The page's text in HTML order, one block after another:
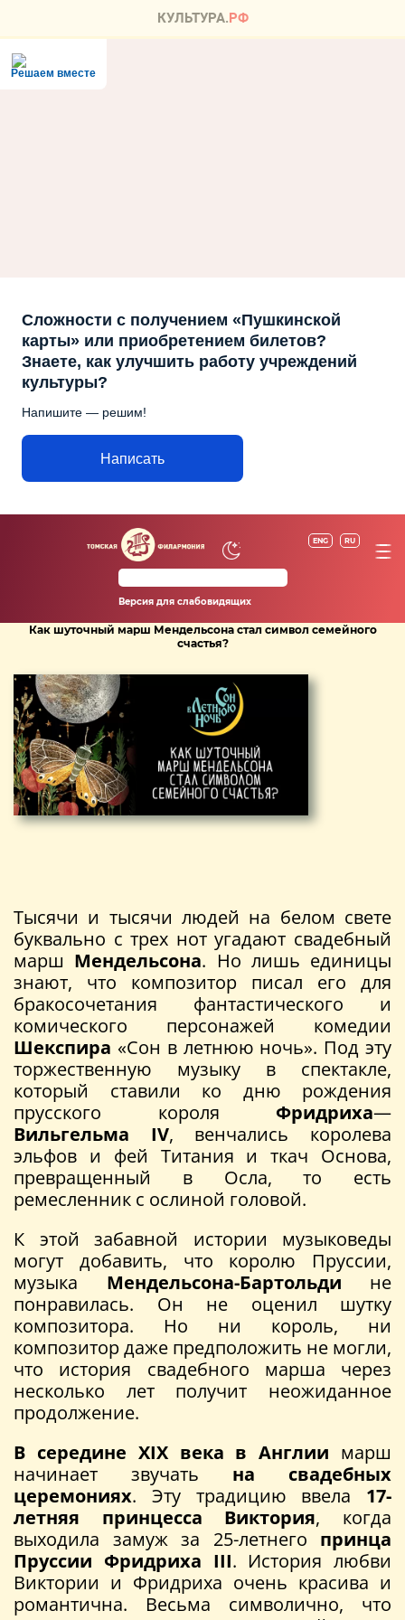
Решаем вместе
Сложности с получением «Пушкинской
карты» или приобретением билетов?
Знаете, как улучшить работу учреждений
культуры?
Напишите — решим!
Написать
ENG RU
Версия для слабовидящих
Как шуточный марш Мендельсона стал символ семейного
счастья?
Тысячи и тысячи людей на белом свете
буквально с трех нот угадают свадебный
марш Мендельсона. Но лишь единицы
знают, что композитор писал его для
бракосочетания фантастического и
комического персонажей комедии
Шекспира «Сон в летнюю ночь». Под эту
торжественную музыку в спектакле,
который ставили ко дню рождения
прусского короля Фридриха—
Вильгельма
IV, венчались королева
эльфов и фей Титания и ткач Основа,
превращенный в Осла, то есть
ремесленник с ослиной головой.
К этой забавной истории музыковеды
могут добавить, что королю Пруссии,
музыка Мендельсона-Бартольди не
понравилась. Он не оценил шутку
композитора. Но ни король, ни
композитор даже предположить не могли,
что история свадебного марша через
несколько лет получит неожиданное
продолжение.
В середине XIX века в Англии марш
начинает звучать на свадебных
церемониях. Эту традицию ввела 17-
летняя принцесса Виктория, когда
выходила замуж за 25-летнего принца
Пруссии Фридриха III. История любви
Виктории и Фридриха очень красива и
романтична. Весьма символично, что